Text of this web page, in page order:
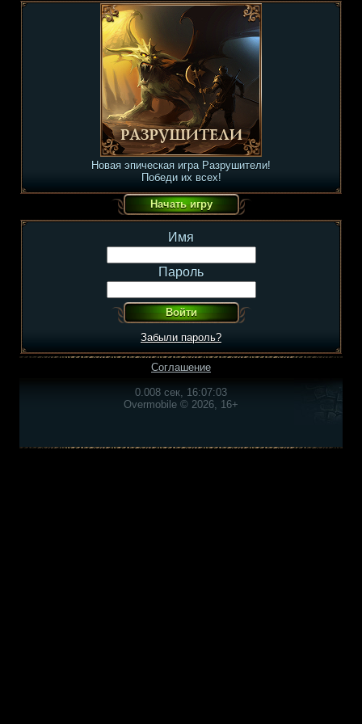
Новая эпическая игра Разрушители!
Победи их всех!
Имя
Пароль
Забыли пароль?
Соглашение
0.008 сек, 16:07:03
Overmobile © 2026, 16+